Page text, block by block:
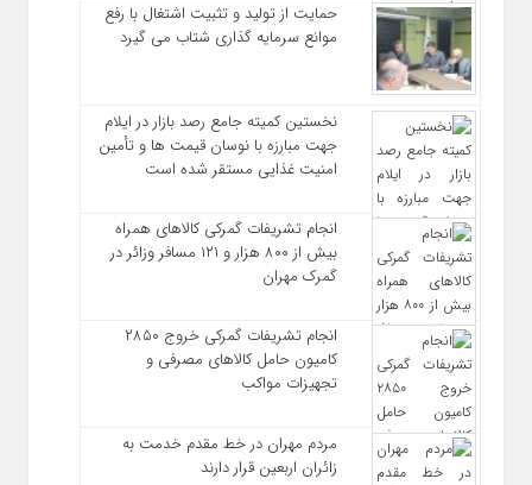
حمایت از تولید و تثبیت اشتغال با رفع
موانع سرمایه‌ گذاری شتاب می‌ گیرد
نخستین کمیته جامع رصد بازار در ایلام
جهت مبارزه با نوسان قیمت‌ ها و تأمین
امنیت غذایی مستقر شده است
انجام تشریفات گمرکی کالاهای همراه
بیش از ۸۰۰ هزار و ۱۲۱ مسافر وزائر در
گمرک مهران
انجام تشریفات گمرکی خروج ۲۸۵۰
کامیون حامل کالاهای مصرفی و
تجهیزات مواکب
مردم مهران در خط مقدم خدمت به
زائران اربعین قرار دارند